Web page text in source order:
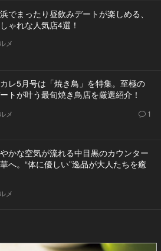
でまったり昼飲みデートが楽しめる、
ゃれな人気店4選！
メ
レ5月号は「焼き鳥」を特集。至極の
トが叶う最旬焼き鳥店を厳選紹介！
メ 1
かな空気が流れる中目黒のカウンター
へ。“体に優しい”逸品が大人たちを癒
メ